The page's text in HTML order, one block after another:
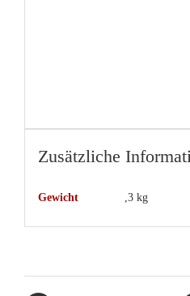
Zusätzliche
Gewicht ,3 kg